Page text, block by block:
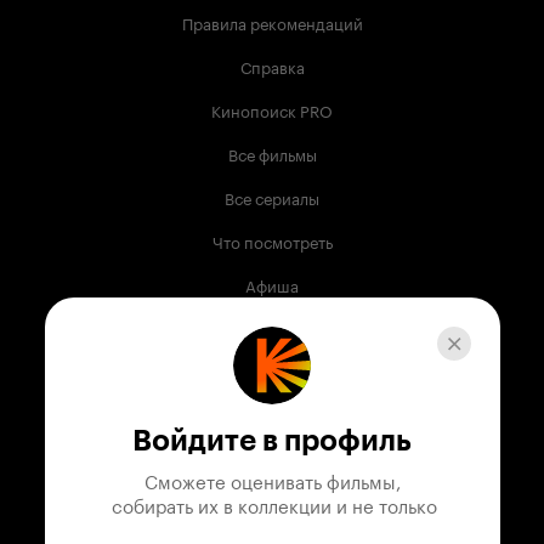
Правила рекомендаций
Справка
Кинопоиск PRO
Все фильмы
Все сериалы
Что посмотреть
Афиша
Музыка
Телепрограмма
Служба поддержки
Войдите в профиль
Сможете оценивать фильмы,
собирать их в коллекции и не только